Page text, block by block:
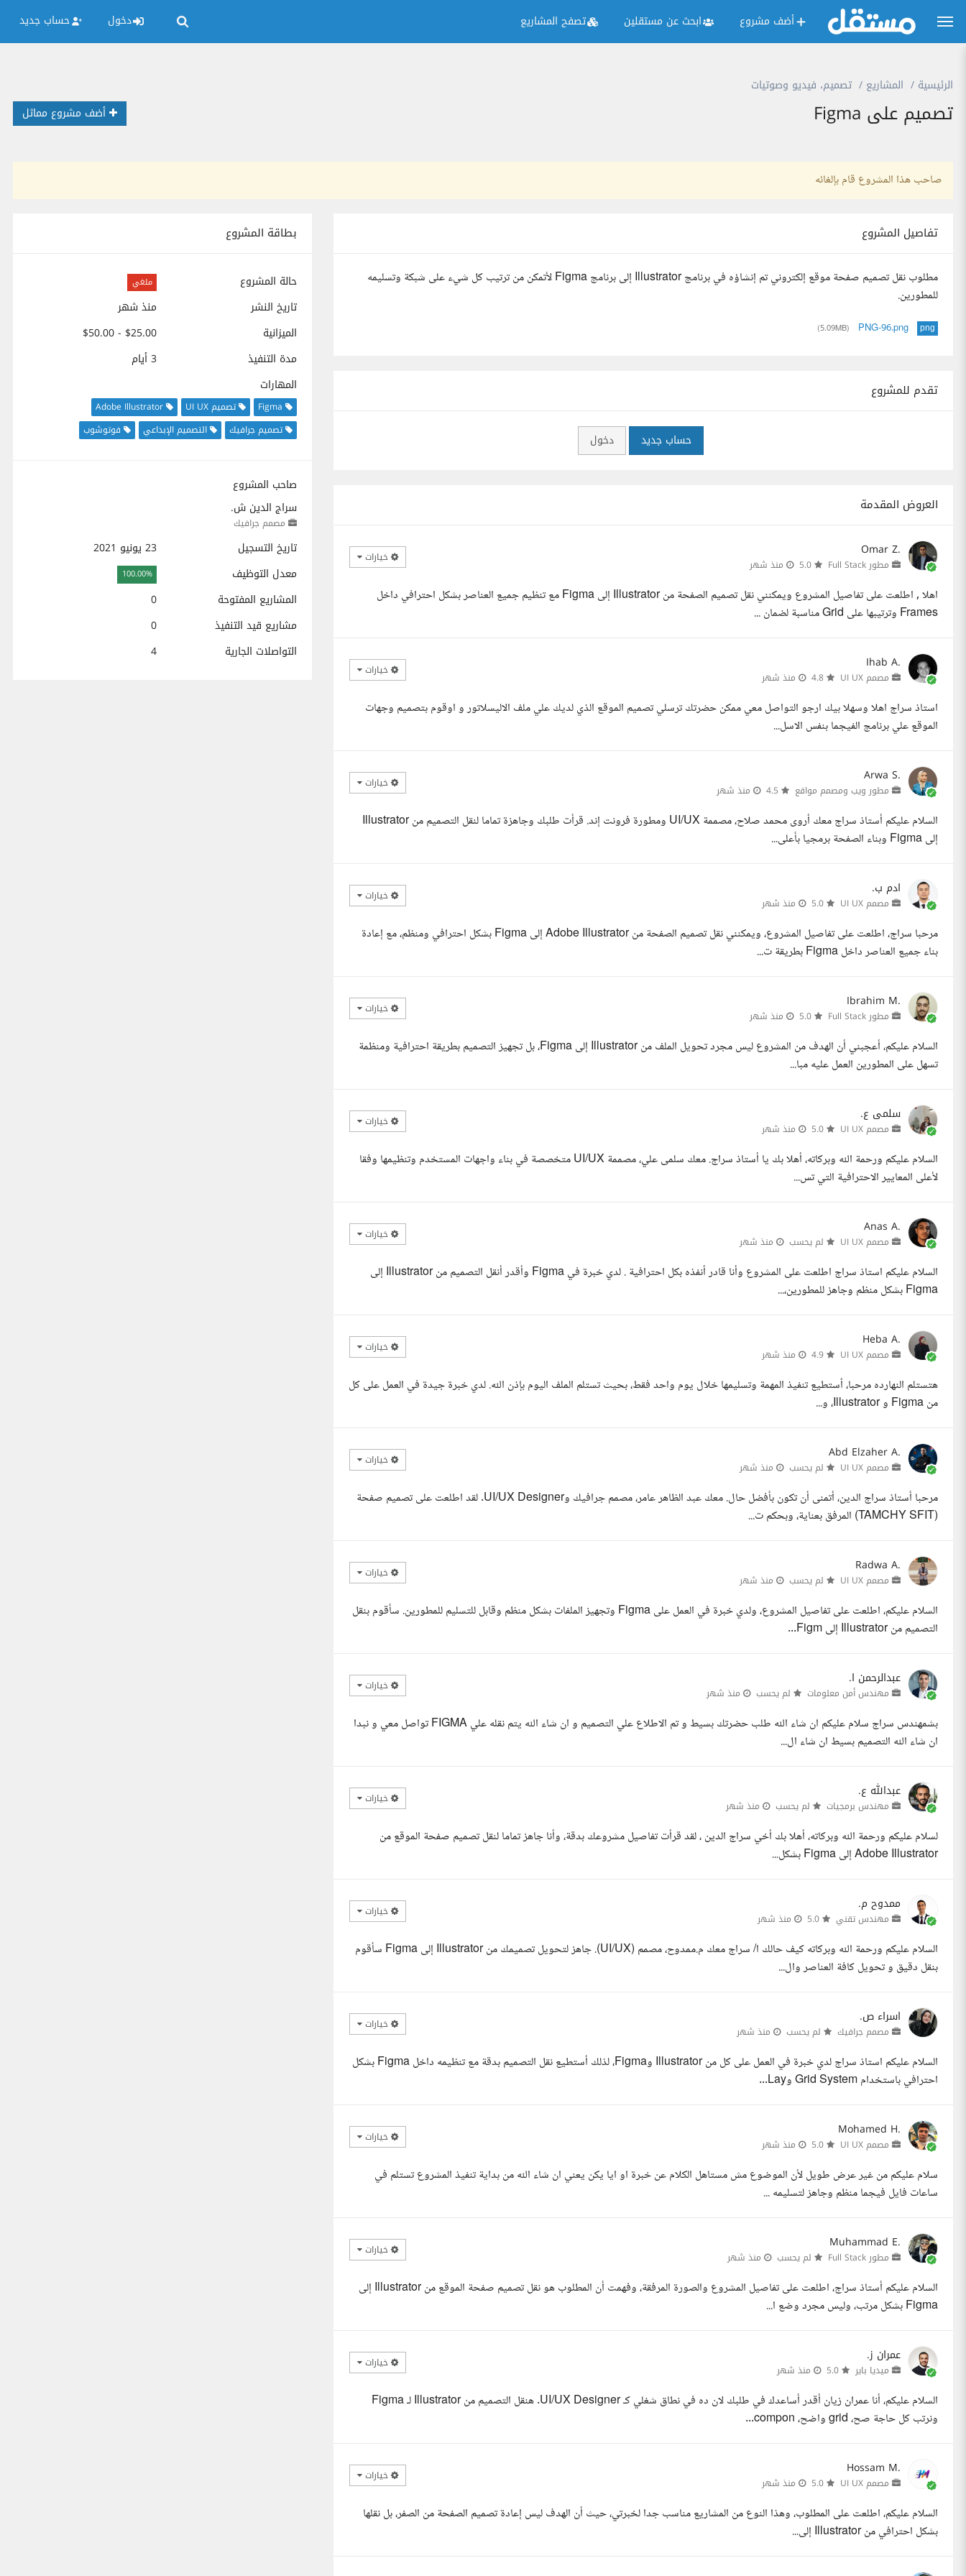
أضف مشروع ابحث عن مستقلين تصفح المشاريع دخول حساب جديد
الرئيسية المشاريع تصميم، فيديو وصوتيات
تصميم على Figma أضف مشروع مماثل
صاحب هذا المشروع قام بإلغائه
بطاقة المشروع
حالة المشروع ملغي
تاريخ النشر
منذ شهر
الميزانية
$25.00 - $50.00
مدة التنفيذ
3 أيام
المهارات
Figma تصميم UI UX
Adobe Illustrator
تصميم جرافيك
التصميم الإبداعي فوتوشوب
صاحب المشروع
سراج الدين ش.
مصمم جرافيك
تاريخ التسجيل
23 يونيو 2021
معدل التوظيف
100.00%
المشاريع المفتوحة
0
مشاريع قيد التنفيذ
0
التواصلات الجارية
4
تفاصيل المشروع
مطلوب نقل تصميم صفحة موقع إلكتروني تم إنشاؤه في برنامج Illustrator إلى برنامج Figma لأتمكن من ترتيب كل شيء على شبكة وتسليمه
للمطورين.
png
PNG-96.png
(5.09MB)
تقدم للمشروع
حساب جديد دخول
العروض المقدمة
Omar Z.
مطور Full Stack منذ شهر خيارات
اهلا , اطلعت على تفاصيل المشروع ويمكنني نقل تصميم الصفحة من Illustrator إلى Figma مع تنظيم جميع العناصر بشكل احترافي داخل
Frames وترتيبها على Grid مناسبة لضمان ...
Ihab A.
مصمم UI UX منذ شهر خيارات
استاذ سراج اهلا وسهلا بيك ارجو التواصل معي ممكن حضرتك ترسلي تصميم الموقع الذي لديك علي ملف الاليسلاتور و اوقوم بتصميم وجهات
الموقع علي برنامج الفيجما بنفس الاسل...
Arwa S.
مطور ويب ومصمم مواقع منذ شهر خيارات
السلام عليكم أستاذ سراج معك أروى محمد صلاح، مصممة UI/UX ومطورة فرونت إند. قرأت طلبك وجاهزة تماما لنقل التصميم من Illustrator
إلى Figma وبناء الصفحة برمجيا بأعلى...
ادم ب.
مصمم UI UX منذ شهر خيارات
مرحبا سراج، اطلعت على تفاصيل المشروع، ويمكنني نقل تصميم الصفحة من Adobe Illustrator إلى Figma بشكل احترافي ومنظم، مع إعادة
بناء جميع العناصر داخل Figma بطريقة ت...
Ibrahim M.
مطور Full Stack منذ شهر خيارات
السلام عليكم، أعجبني أن الهدف من المشروع ليس مجرد تحويل الملف من Illustrator إلى Figma، بل تجهيز التصميم بطريقة احترافية ومنظمة
تسهل على المطورين العمل عليه مبا...
سلمى ع.
مصمم UI UX منذ شهر خيارات
السلام عليكم ورحمة الله وبركاته، أهلا بك يا أستاذ سراج. معك سلمى علي، مصممة UI/UX متخصصة في بناء واجهات المستخدم وتنظيمها وفقا
لأعلى المعايير الاحترافية التي تس...
Anas A.
مصمم UI UX لم يحسب منذ شهر خيارات
السلام عليكم استاذ سراج اطلعت على المشروع وأنا قادر أنفذه بكل احترافية . لدي خبرة في Figma وأقدر أنقل التصميم من Illustrator إلى
Figma بشكل منظم وجاهز للمطورين،...
Heba A.
مصمم UI UX منذ شهر خيارات
هتستلم النهارده مرحبا، أستطيع تنفيذ المهمة وتسليمها خلال يوم واحد فقط، بحيث تستلم الملف اليوم بإذن الله. لدي خبرة جيدة في العمل على كل
من Figma و Illustrator، و...
Abd Elzaher A.
مصمم UI UX لم يحسب منذ شهر خيارات
مرحبا أستاذ سراج الدين، أتمنى أن تكون بأفضل حال. معك عبد الظاهر عامر، مصمم جرافيك وUI/UX Designer. لقد اطلعت على تصميم صفحة
(TAMCHY SFIT) المرفق بعناية، وبحكم ت...
Radwa A.
مصمم UI UX لم يحسب منذ شهر خيارات
السلام عليكم، اطلعت على تفاصيل المشروع، ولدي خبرة في العمل على Figma وتجهيز الملفات بشكل منظم وقابل للتسليم للمطورين. سأقوم بنقل
التصميم من Illustrator إلى Figm...
عبدالرحمن ا.
مهندس أمن معلومات لم يحسب منذ شهر خيارات
بشمهندس سراج سلام عليكم ان شاء الله طلب حضرتك بسيط و تم الاطلاع علي التصميم و ان شاء الله يتم نقله علي FIGMA تواصل معي و نبدا
ان شاء الله التصميم بسيط ان شاء ال...
عبدالله ع.
مهندس برمجيات لم يحسب منذ شهر خيارات
لسلام عليكم ورحمة الله وبركاته، أهلا بك أخي سراج الدين ، لقد قرأت تفاصيل مشروعك بدقة، وأنا جاهز تماما لنقل تصميم صفحة الموقع من
Adobe Illustrator إلى Figma بشكل...
ممدوح م.
مهندس تقني منذ شهر خيارات
السلام عليكم ورحمة الله وبركاته كيف حالك ا/ سراج معك م.ممدوح، مصمم (UI/UX). جاهز لتحويل تصميمك من Illustrator إلى Figma سأقوم
بنقل دقيق و تحويل كافة العناصر وال...
اسراء ص.
مصمم جرافيك لم يحسب منذ شهر خيارات
السلام عليكم استاذ سراج لدي خبرة في العمل على كل من Illustrator وFigma، لذلك أستطيع نقل التصميم بدقة مع تنظيمه داخل Figma بشكل
احترافي باستخدام Grid System وLay...
Mohamed H.
مصمم UI UX منذ شهر خيارات
سلام عليكم من غير عرض طويل لأن الموضوع مش مستاهل الكلام عن خبرة او ايا يكن يعني ان شاء الله من بداية تنفيذ المشروع تستلم في
ساعات فايل فيجما منظم وجاهز لتسليمه ...
Muhammad E.
مطور Full Stack لم يحسب منذ شهر خيارات
السلام عليكم أستاذ سراج، اطلعت على تفاصيل المشروع والصورة المرفقة، وفهمت أن المطلوب هو نقل تصميم صفحة الموقع من Illustrator إلى
Figma بشكل مرتب، وليس مجرد وضع ا...
عمران ز.
ميديا باير منذ شهر خيارات
السلام عليكم، أنا عمران زيان أقدر أساعدك في طلبك لان ده في نطاق شغلي كـ UI/UX Designer. هنقل التصميم من Illustrator لـ Figma
ونرتب كل حاجة صح، grid واضح، compon...
Hossam M.
مصمم UI UX منذ شهر خيارات
السلام عليكم، اطلعت على المطلوب، وهذا النوع من المشاريع مناسب جدا لخبرتي، حيث أن الهدف ليس إعادة تصميم الصفحة من الصفر، بل نقلها
بشكل احترافي من Illustrator إلى...